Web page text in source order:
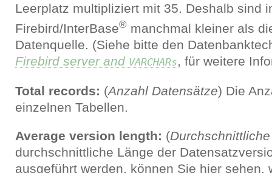
Leerplatz multipliziert mit 35. Deshalb sind
Firebird/InterBase®manchmal kleiner als
Datenquelle. (Siehe bitte den
Firebird server and VARCHARs , für weitere
Total records: (Anzahl Datensätze) Die
einzelnen Tabellen.
Average version length: (
durchschnittliche Länge der
ausgeführt werden, können Sie hier sehen,